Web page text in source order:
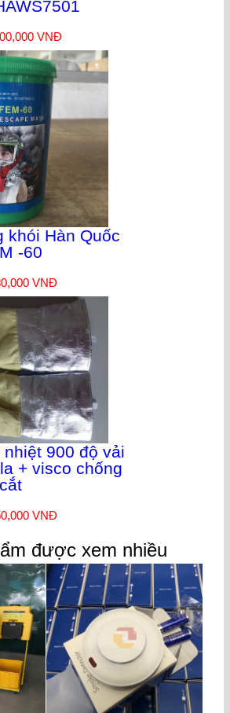
VNĐ
khói Hàn Quốc
-60
VNĐ
900 độ vải
+ visco chống
cắt
VNĐ
được xem nhiều